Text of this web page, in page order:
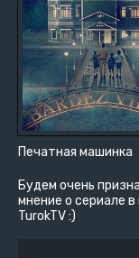
Печатная машинка
Будем очень
мнение о сериале
TurokTV :)